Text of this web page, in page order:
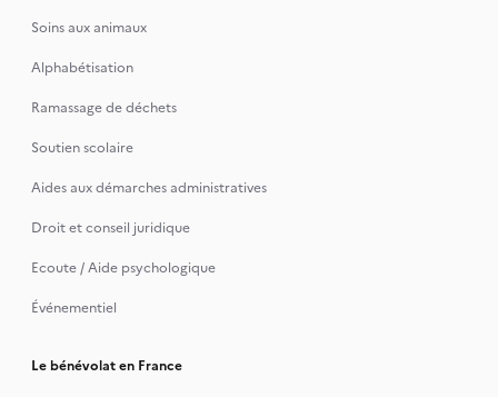
Soins aux animaux
Alphabétisation
Ramassage de déchets
Soutien scolaire
Aides aux démarches administratives
Droit et conseil juridique
Ecoute / Aide psychologique
Événementiel
Le bénévolat en France